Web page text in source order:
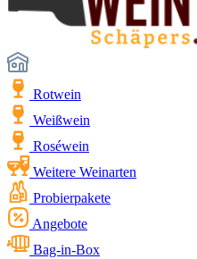
Rotwein
Weißwein
Roséwein
Weitere Weinarten
Probierpakete
Angebote
Bag-in-Box